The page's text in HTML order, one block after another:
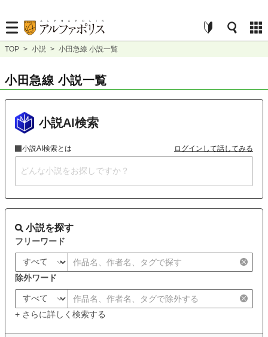
TOP > 小説 > 小田急線 小説一覧
小田急線 小説一覧
小説AI検索
小説AI検索とは ログインして話してみる
小説を探す
フリーワード
除外ワード
+ さらに詳しく検索する